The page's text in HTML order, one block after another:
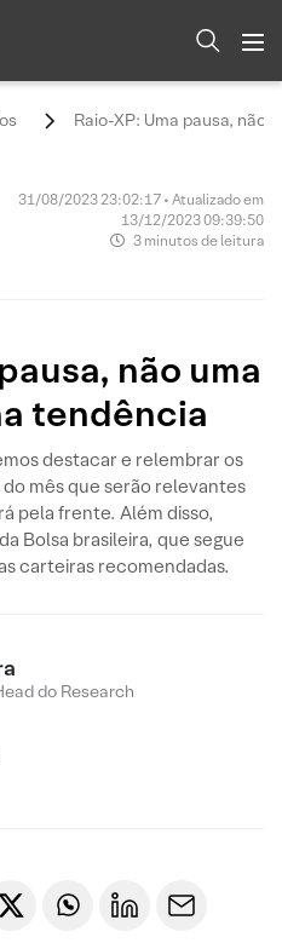
Raio-XP: Uma pausa, não
31/08/2023 23:02:17 • Atualizado em
13/12/2023 09:39:50
3 minutos de leitura
não uma
tendência
destacar e relembrar os
mês que serão relevantes
pela frente. Além disso,
Bolsa brasileira, que segue
carteiras recomendadas.
do Research